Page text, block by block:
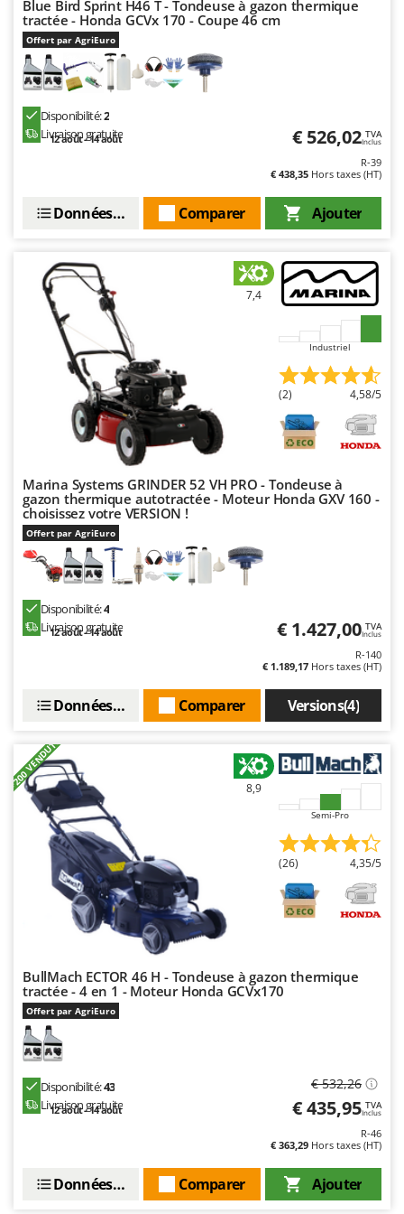
Blue Bird Sprint H46 T - Tondeuse à gazon thermique
tractée - Honda GCVx 170 - Coupe 46 cm
Offert par AgriEuro
Disponibilité:2
Livraison gratuite
12 août - 14 août € 526,02 TVA
Inclus
R-39
€ 438,35 Hors taxes (HT)
Ajouter
Comparer
Données techniques
7,4
Industriel
(2) 4,58/5
Marina Systems GRINDER 52 VH PRO - Tondeuse à
gazon thermique autotractée - Moteur Honda GXV 160 -
choisissez votre VERSION !
Offert par AgriEuro
Disponibilité:4
Livraison gratuite
12 août - 14 août € 1.427,00 TVA
Inclus
R-140
€ 1.189,17 Hors taxes (HT)
Versions(4)
Comparer
Données techniques
+200 VENDUTI 8,9
Semi-Pro
(26) 4,35/5
BullMach ECTOR 46 H - Tondeuse à gazon thermique
tractée - 4 en 1 - Moteur Honda GCVx170
Offert par AgriEuro
Disponibilité:43
Livraison gratuite
12 août - 14 août
€ 532,26
€ 435,95 TVA
Inclus
R-46
€ 363,29 Hors taxes (HT)
Ajouter
Comparer
Données techniques